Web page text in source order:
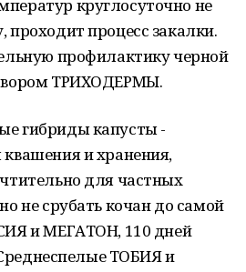
круглосуточно не
проходит процесс закалки.
профилактику черной
ТРИХОДЕРМЫ.
гибриды капусты -
и хранения,
для частных
не срубать кочан до самой
и МЕГАТОН, 110 дней
ТОБИЯ и